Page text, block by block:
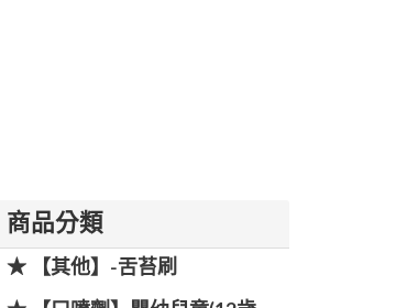
商品分類
★ 【其他】-舌苔刷